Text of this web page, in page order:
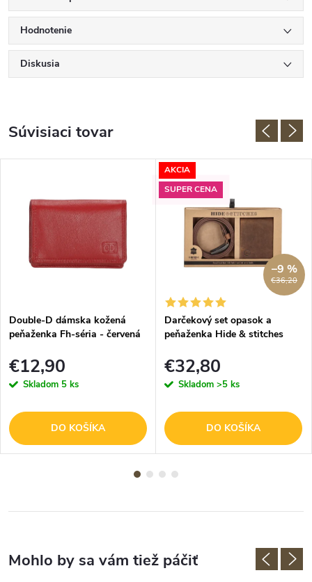
Hodnotenie
Diskusia
Súvisiaci tovar
Double-D dámska kožená
peňaženka Fh-séria - červená
€12,90
Skladom 5 ks
DO KOŠÍKA
AKCIA
SUPER CENA
€36,20
–9 %
Darčekový set opasok a
peňaženka Hide & stitches
€32,80
Skladom >5 ks
DO KOŠÍKA